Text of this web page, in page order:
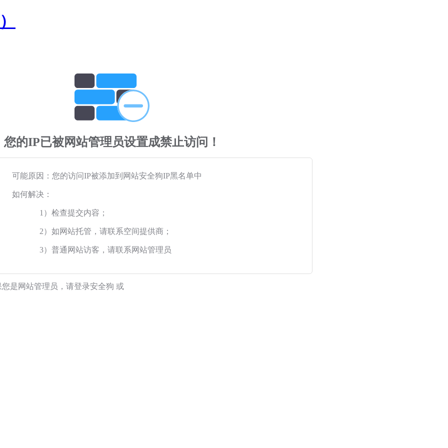
您的IP已被网站管理员设置成禁止访问！
可能原因：您的访问IP被添加到网站安全狗IP黑名单中
如何解决：
1）检查提交内容；
2）如网站托管，请联系空间提供商；
3）普通网站访客，请联系网站管理员
您是网站管理员，请登录安全狗 或